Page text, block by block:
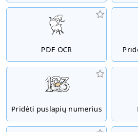
PDF OCR
Pridėti puslapių numerius